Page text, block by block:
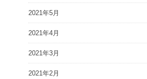
2021年5月
2021年4月
2021年3月
2021年2月